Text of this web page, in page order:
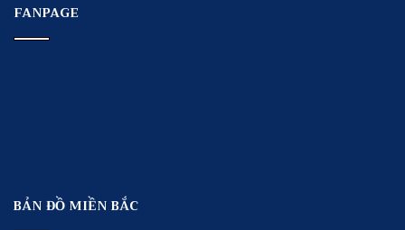
FANPAGE
BẢN ĐỒ MIỀN BẮC